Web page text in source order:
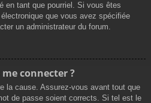
en tant que pourriel. Si vous êtes
que vous avez spécifiée
un administrateur du forum.
connecter ?
la cause. Assurez-vous avant tout que
de passe soient corrects. Si tel est le